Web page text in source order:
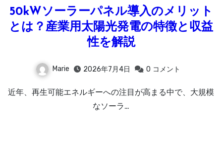
50kWソーラーパネル導入のメリット
とは？産業用太陽光発電の特徴と収益
性を解説
Marie 2026年7月4日 0 コメント
近年、再生可能エネルギーへの注目が高まる中で、大規模
なソーラ…